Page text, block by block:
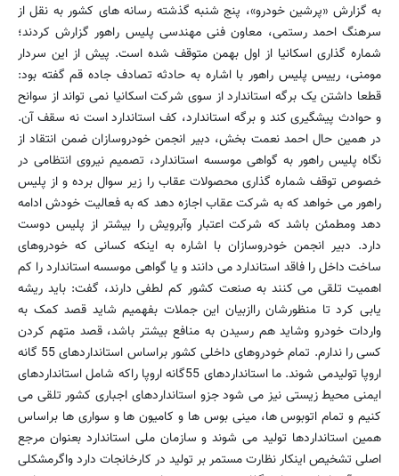
به گزارش «پرشین خودرو»، پنج شنبه گذشته رسانه های کشور به نقل از
سرهنگ احمد رستمی، معاون فنی مهندسی پلیس راهور گزارش کردند؛
شماره گذاری اسکانیا از اول بهمن متوقف شده است. پیش از این سردار
مومنی، رییس پلیس راهور با اشاره به حادثه تصادف جاده قم گفته بود:
قطعا داشتن یک برگه استاندارد از سوی شرکت اسکانیا نمی تواند از سوانح
و حوادث پیشگیری کند و برگه استاندارد، کف استاندارد است نه سقف آن.
در همین حال احمد نعمت بخش، دبیر انجمن خودروسازان ضمن انتقاد از
نگاه پلیس راهور به گواهی موسسه استاندارد، تصمیم نیروی انتظامی در
خصوص توقف شماره گذاری محصولات عقاب را زیر سوال برده و از پلیس
راهور می خواهد که به شرکت عقاب اجازه دهد که به فعالیت خودش ادامه
دهد ومطمئن باشد که شرکت اعتبار وآبرویش را بیشتر از پلیس دوست
دارد. دبیر انجمن خودروسازان با اشاره به اینکه کسانی که خودروهای
ساخت داخل را فاقد استاندارد می دانند و یا گواهی موسسه استاندارد را کم
اهمیت تلقی می کنند به صنعت کشور کم لطفی دارند، گفت: باید ریشه
یابی کرد تا منظورشان راازبیان این جملات بفهمیم شاید قصد کمک به
واردات خودرو وشاید هم رسیدن به منافع بیشتر باشد، قصد متهم کردن
کسی را ندارم. تمام خودروهای داخلی کشور براساس استانداردهای 55 گانه
اروپا تولیدمی شوند. ما استانداردهای 55گانه اروپا راکه شامل استانداردهای
ایمنی محیط زیستی نیز می شود جزو استانداردهای اجباری کشور تلقی می
کنیم و تمام اتوبوس ها، مینی بوس ها و کامیون ها و سواری ها براساس
همین استانداردها تولید می شوند و سازمان ملی استاندارد بعنوان مرجع
اصلی تشخیص اینکار نظارت مستمر بر تولید در کارخانجات دارد واگرمشکلی